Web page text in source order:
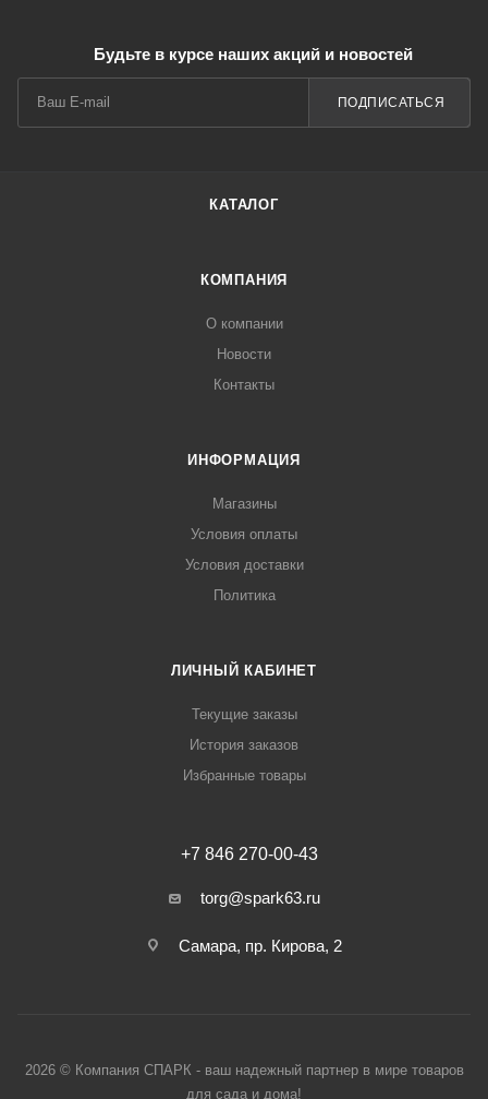
Будьте в курсе наших акций и новостей
ПОДПИСАТЬСЯ
КАТАЛОГ
КОМПАНИЯ
О компании
Новости
Контакты
ИНФОРМАЦИЯ
Магазины
Условия оплаты
Условия доставки
Политика
ЛИЧНЫЙ КАБИНЕТ
Текущие заказы
История заказов
Избранные товары
+7 846 270-00-43
torg@spark63.ru
Самара, пр. Кирова, 2
2026 © Компания СПАРК - ваш надежный партнер в мире товаров
для сада и дома!